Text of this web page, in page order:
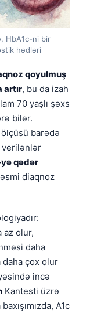
HbA1c-ni bir
hədləri
qoyulmuş
artır, bu da izah
70 yaşlı şəxs
bilər.
barədə
verilənlər
qədər
diaqnoz
az olur,
daha
daha çox olur
incə
Kantesti üzrə
A1c